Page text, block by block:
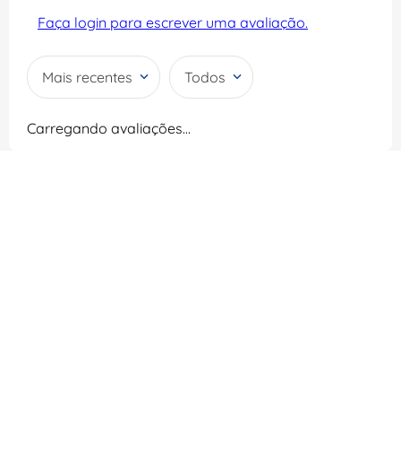
Faça login para escrever uma avaliação.
Mais recentes Todos
Carregando avaliações…